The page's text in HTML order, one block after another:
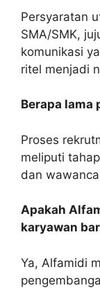
Persyaratan
SMA/SMK,
komunikasi
ritel menjadi
Berapa lama
Proses
meliputi
dan
Apakah
karyawan
Ya, Alfamidi